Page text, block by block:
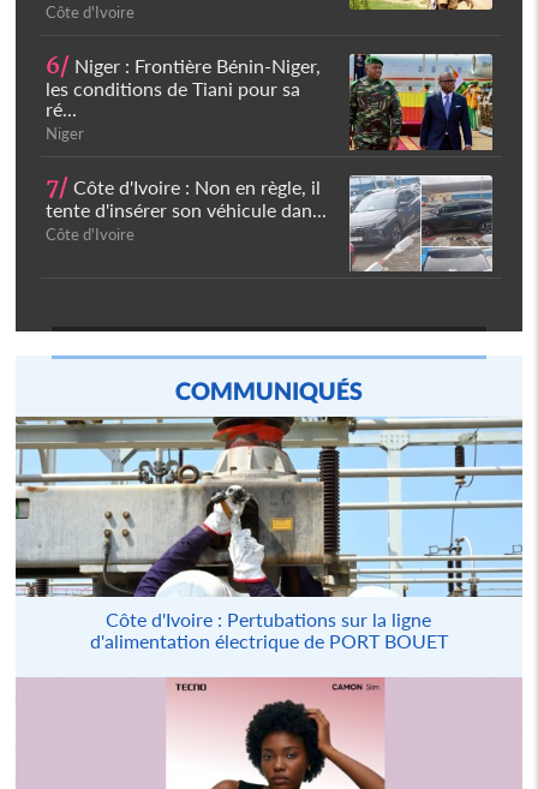
Côte d'Ivoire
6/ Niger : Frontière Bénin-Niger,
les conditions de Tiani pour sa
ré...
Niger
7/ Côte d'Ivoire : Non en règle, il
tente d'insérer son véhicule dan...
Côte d'Ivoire
COMMUNIQUÉS
Côte d'Ivoire : Pertubations sur la ligne
d'alimentation électrique de PORT BOUET